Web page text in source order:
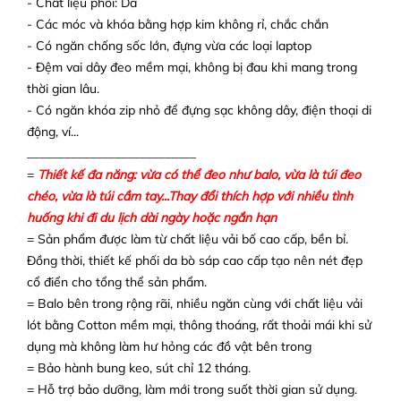
- Các móc và khóa bằng hợp kim không rỉ, chắc chắn
- Có ngăn chống sốc lớn, đựng vừa các loại laptop
- Đệm vai dây đeo mềm mại, không bị đau khi mang trong
thời gian lâu.
- Có ngăn khóa zip nhỏ để đựng sạc không dây, điện thoại di
động, ví...
= Thiết kế đa năng: vừa có thể đeo như balo, vừa là túi đeo
chéo, vừa là túi cầm tay...Thay đổi thích hợp với nhiều tình
huống khi đi du lịch dài ngày hoặc ngắn hạn
= Sản phẩm được làm từ chất liệu vải bố cao cấp, bền bỉ.
Đồng thời, thiết kế phối da bò sáp cao cấp tạo nên nét đẹp
cổ điển cho tổng thể sản phẩm.
= Balo bên trong rộng rãi, nhiều ngăn cùng với chất liệu vải
lót bằng Cotton mềm mại, thông thoáng, rất thoải mái khi sử
dụng mà không làm hư hỏng các đồ vật bên trong
= Bảo hành bung keo, sút chỉ 12 tháng.
= Hỗ trợ bảo dưỡng, làm mới trong suốt thời gian sử dụng.